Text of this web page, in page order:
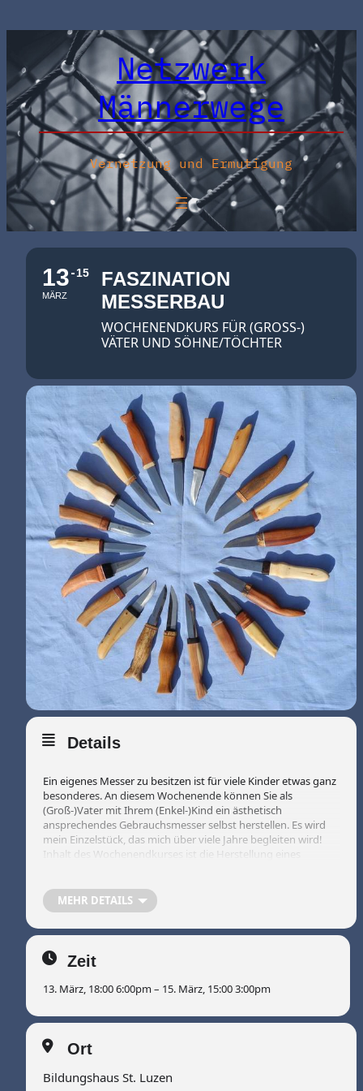
Netzwerk
Männerwege
Vernetzung und Ermutigung
13
MÄRZ
15
FASZINATION
MESSERBAU
WOCHENENDKURS FÜR (GROSS-) V
ÄTER UND SÖHNE/TÖCHTER
Details
Ein eigenes Messer zu besitzen ist für viele Kinder etwas ganz
besonderes. An diesem Wochenende können Sie als
(Groß-)Vater mit Ihrem (Enkel-)Kind ein ästhetisch
ansprechendes Gebrauchsmesser selbst herstellen. Es wird
mein Einzelstück, das mich über viele Jahre begleiten wird!
Inhalt des Wochenendkurses ist die Herstellung eines
eigenem Entwurf und unter fachlicher Hilfestellung. Für die
Griffe werden vorwiegend heimische Hölzer (Obsthölzer,
Wacholder, Birke, Flieder und z.T. auch Birkenrinde)
Verschiedene Klingenformen stehen zur Verfügung.
Ergänzend zur handwerklichen Arbeit wird
Hintergrundwissen zum skandinavischen Messerbau
vermittelt. Die Gestaltung des Messergriffs (Formen, Glätten
und biologische Oberflächenverarbeitung) erfolgt
MEHR DETAILS
Zeit
13. März, 18:00 6:00pm – 15. März, 15:00 3:00pm
Ort
Bildungshaus St. Luzen